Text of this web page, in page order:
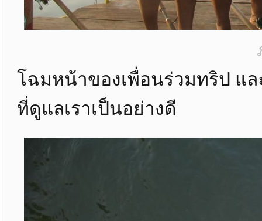
โฉมหน้าของเพื่อนร่วมทริป แ
ที่ดูแลเราเป็นอย่างดี